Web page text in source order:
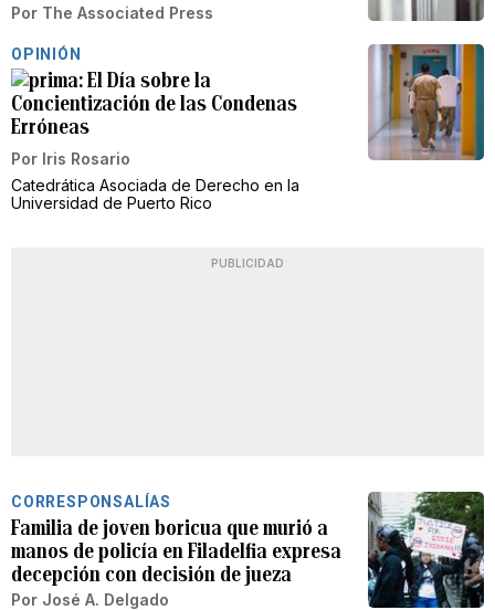
Por The Associated Press
OPINIÓN
El Día sobre la
Concientización de las Condenas
Erróneas
Por Iris Rosario
Catedrática Asociada de Derecho en la
Universidad de Puerto Rico
PUBLICIDAD
CORRESPONSALÍAS
Familia de joven boricua que murió a
manos de policía en Filadelfia expresa
decepción con decisión de jueza
Por José A. Delgado